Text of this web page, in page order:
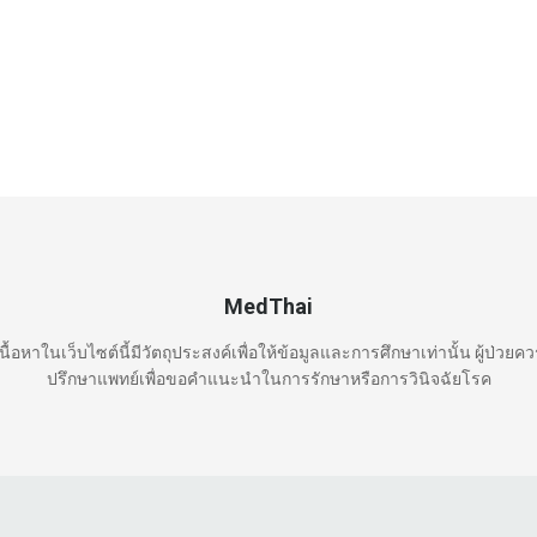
MedThai
อหาในเว็บไซต์นี้มีวัตถุประสงค์เพื่อให้ข้อมูลและการศึกษาเท่านั้น ผู้ป่วยค
ปรึกษาแพทย์เพื่อขอคำแนะนำในการรักษาหรือการวินิจฉัยโรค